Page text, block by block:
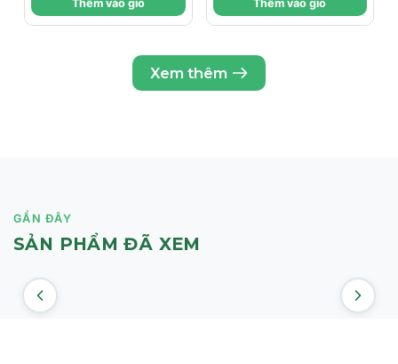
ứng.
đậu, vết xăm, cháy nắng và hăm tã.
Phục hồi da sau các thủ thuật da liễu như Peel da, Laser,
Đối tượng sử dụng CỦA SVR Cicavit+ Creme
Làn da đang bị tổn thương, đỏ rát, khô căng hoặc nứt nẻ.
Thêm vào giỏ Thêm vào giỏ
Xem thêm
GẦN ĐÂY
SẢN PHẨM ĐÃ XEM